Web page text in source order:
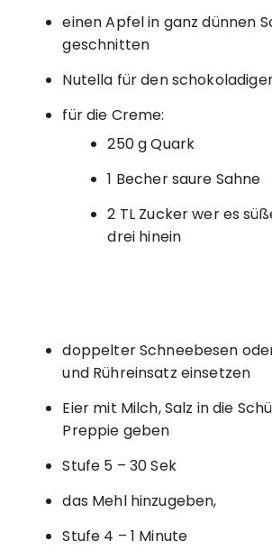
einen Apfel in ganz dünnen
geschnitten
Nutella für den
für die Creme:
250 g Quark
1 Becher saure Sahne
2 TL Zucker wer es
drei hinein
doppelter Schneebesen
und Rühreinsatz einsetzen
Eier mit Milch, Salz in die
Preppie geben
Stufe 5 – 30 Sek
das Mehl hinzugeben,
Stufe 4 – 1 Minute